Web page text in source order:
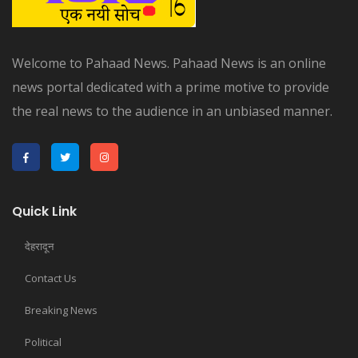
Welcome to Pahaad News. Pahaad News is an online
news portal dedicated with a prime motive to provide
the real news to the audience in an unbiased manner.
Quick Link
देहरादून
Contact Us
Breaking News
Political